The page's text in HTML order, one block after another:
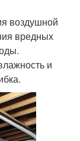
воздушной
вредных
и